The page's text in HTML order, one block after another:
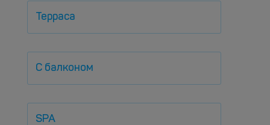
Терраса
С балконом
SPA